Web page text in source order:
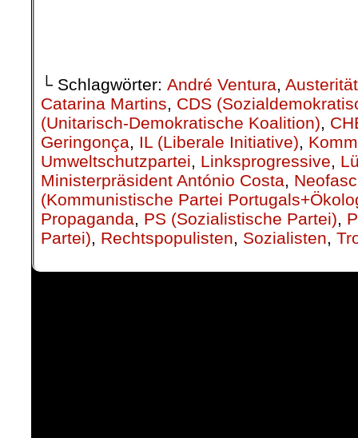
└ Schlagwörter: André Ventura,
Catarina Martins, CDS
(Unitarisch-Demokratische Koalition),
Geringonça, IL (Liberale Initiative),
Umweltschutzpartei, Linksprogressive,
Ministerpräsident António Costa,
(Kommunistische Partei
Propaganda, PS (Sozialistische Partei),
Partei), Rechtspopulisten, Sozialisten,